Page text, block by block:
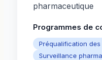
pharmaceutique
Programmes de
Préqualification
Surveillance